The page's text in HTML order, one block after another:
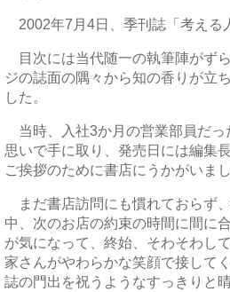
2002年7月4日、季刊誌「考える
目次には当代随一の執筆陣がず
ジの誌面の隅々から知の香りが立
した。
当時、入社3か月の営業部員だっ
思いで手に取り、発売日には編集
ご挨拶のために書店にうかがいまし
まだ書店訪問にも慣れておらず
中、次のお店の約束の時間に間に
が気になって、終始、そわそわし
家さんがやわらかな笑顔で接して
誌の門出を祝うようなすっきりと